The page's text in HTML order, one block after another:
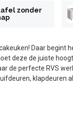
zonder
Daar begint
deze de juiste
de perfecte RVS
klapdeuren